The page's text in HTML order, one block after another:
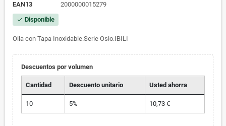
EAN13
2000000015279
check Disponible
Olla con Tapa Inoxidable.Serie Oslo.IBILI
Descuentos por volumen
Cantidad Descuento unitario Usted ahorra
10 5% 10,73 €